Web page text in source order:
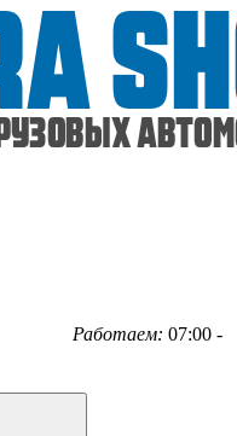
Работаем: 07:00 -